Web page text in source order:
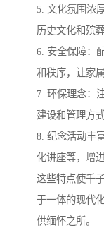
5. 文化氛围浓
历史文化和殡
6. 安全保障：
和秩序，让家属
7. 环保理念：
建设和管理方
8. 纪念活动丰
化讲座等，增
这些特点使千
于一体的现代
供缅怀之所。